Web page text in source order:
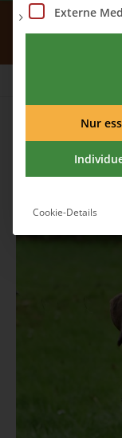
39
Published23. April
sucht ein Zuhause.
Externe
Nur
Cookie-Details